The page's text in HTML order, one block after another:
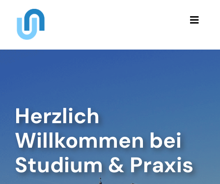
content
Toggle
Veranstaltungen
Berichte
Stellenangebote
Kontakt
Herzlich
Willkommen bei
Studium & Praxis